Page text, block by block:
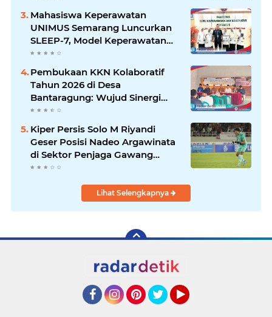
Kambing
Mahasiswa Keperawatan
UNIMUS Semarang Luncurkan
SLEEP-7, Model Keperawatan
Digital Hibrida Berbasis Riset
untuk Tingkatkan Kualitas Tidur
Pasien Hipertensi
Pembukaan KKN Kolaboratif
Tahun 2026 di Desa
Bantaragung: Wujud Sinergi
Perguruan Tinggi dalam
Pemberdayaan Masyarakat
Kiper Persis Solo M Riyandi
Geser Posisi Nadeo Argawinata
di Sektor Penjaga Gawang
Timnas Indonesia
Lihat Selengkapnya